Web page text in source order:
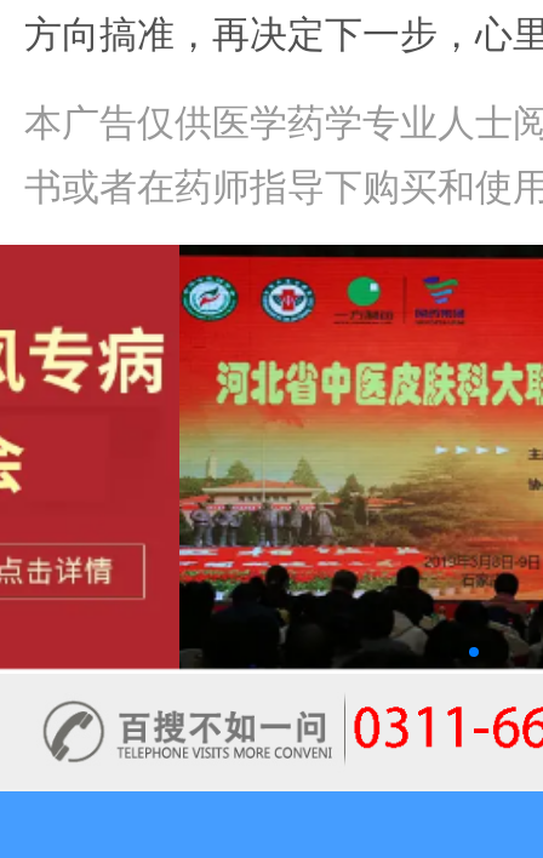
方向搞准，再决定下一步，心
本广告仅供医学药学专业人士
书或者在药师指导下购买和使